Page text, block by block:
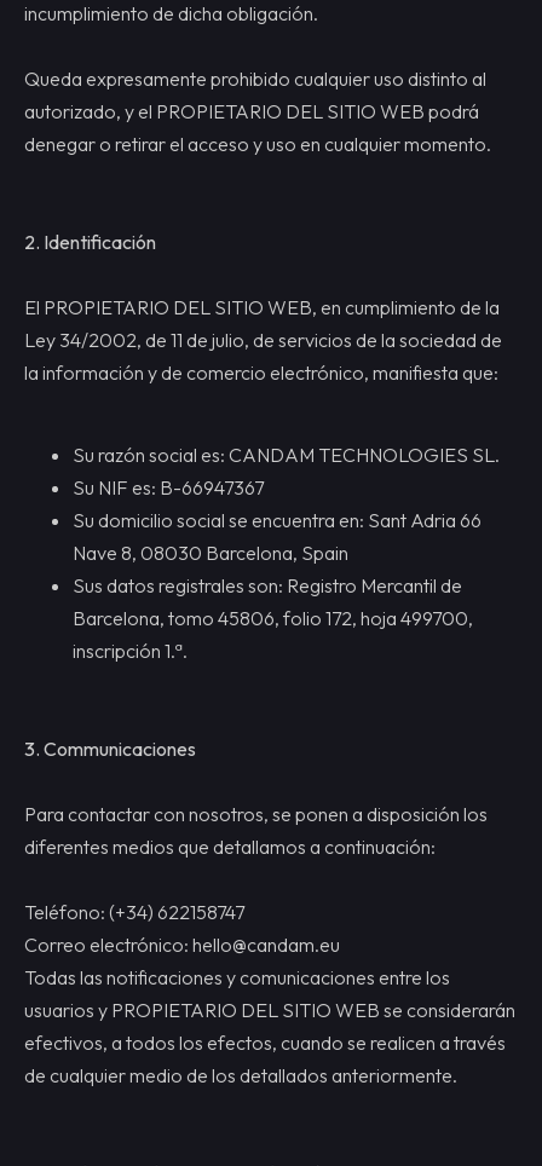
incumplimiento de dicha obligación.
Queda expresamente prohibido cualquier uso distinto al
autorizado, y el PROPIETARIO DEL SITIO WEB podrá
denegar o retirar el acceso y uso en cualquier momento.
2. Identificación
El PROPIETARIO DEL SITIO WEB, en cumplimiento de la
Ley 34/2002, de 11 de julio, de servicios de la sociedad de
la información y de comercio electrónico, manifiesta que:
Su razón social es: CANDAM TECHNOLOGIES SL.
Su NIF es: B-66947367
Su domicilio social se encuentra en: Sant Adria 66
Nave 8, 08030 Barcelona, Spain
Sus datos registrales son: Registro Mercantil de
Barcelona, tomo 45806, folio 172, hoja 499700,
inscripción 1.ª.
3. Communicaciones
Para contactar con nosotros, se ponen a disposición los
diferentes medios que detallamos a continuación:
Teléfono: (+34) 622158747
Correo electrónico: hello@candam.eu
Todas las notificaciones y comunicaciones entre los
usuarios y PROPIETARIO DEL SITIO WEB se considerarán
efectivos, a todos los efectos, cuando se realicen a través
de cualquier medio de los detallados anteriormente.